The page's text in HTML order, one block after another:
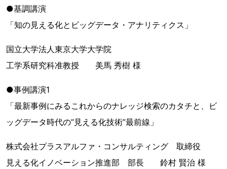
●基調講演
「知の見える化とビッグデータ・アナリティクス」
国立大学法人東京大学大学院
工学系研究科准教授 美馬 秀樹 様
●事例講演1
「最新事例にみるこれからのナレッジ検索のカタチと、ビ
ッグデータ時代の”見える化技術”最前線」
株式会社プラスアルファ・コンサルティング 取締役
見える化イノベーション推進部 部長 鈴村 賢治 様